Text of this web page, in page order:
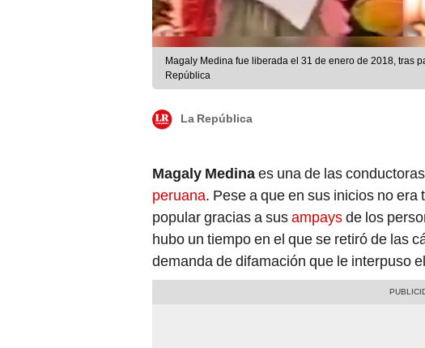
Magaly Medina fue liberada el 31 de enero de 2018, tras
República
La República
Magaly Medinaes una de las
peruana. Pese a que en sus inicios no
popular gracias a susampaysde los
hubo un tiempo en el que se retiró de las
demanda de difamación que le interpuso